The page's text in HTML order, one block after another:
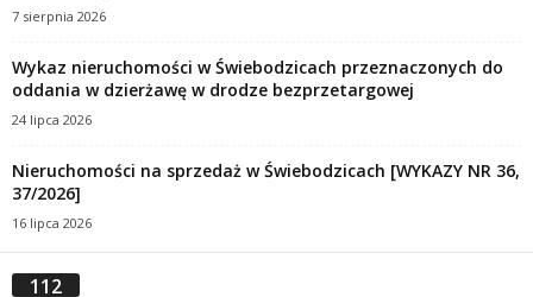
7 sierpnia 2026
Wykaz nieruchomości w Świebodzicach przeznaczonych do
oddania w dzierżawę w drodze bezprzetargowej
24 lipca 2026
Nieruchomości na sprzedaż w Świebodzicach [WYKAZY NR 36,
37/2026]
16 lipca 2026
112